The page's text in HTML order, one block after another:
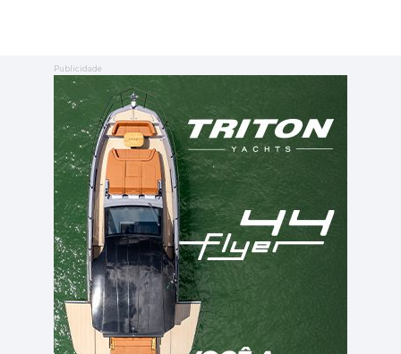
Publicidade